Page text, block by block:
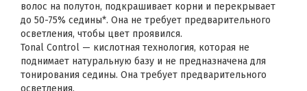
волос на полутон, подкрашивает корни и перекрывает
до 50-75% седины*. Она не требует предварительного
осветления, чтобы цвет проявился.
Tonal Control — кислотная технология, которая не
поднимает натуральную базу и не предназначена для
тонирования седины. Она требует предварительного
осветления.